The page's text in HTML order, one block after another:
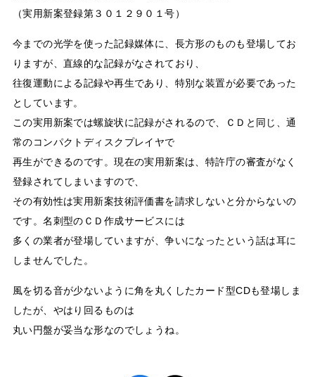
（実用新案登録第３０１２９０１号）
今までの光学を使った記録媒体に、長方形のものも登場してお
りますが、直線的な記録がなされており、
往復運動による記録や再生であり、特別な装置が必要であった
としています。
この実用新案では螺旋状に記録がされるので、ＣＤと同じ、通
常のコンパクトディスクプレイヤで
再生ができるのです。現在の実用新案は、特許庁の審査がなく
登録されてしまいますので、
その有効性は実用新案技術評価書を請求しないと分からないの
です。名刺型のＣＤ作成サービスには
多くの業者が登場していますが、争いになったという話は耳に
しませんでした。
風を切る音が少ないように角を丸くしたカード型CDも登場しま
したが、やはり回るものは
丸い円盤が妥当な形なのでしょうね。